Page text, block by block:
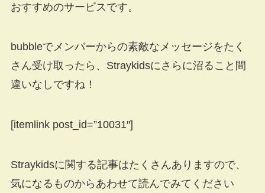
おすすめのサービスです。
bubbleでメンバーからの素敵なメッセージをたく
さん受け取ったら、Straykidsにさらに沼ること間
違いなしですね！
[itemlink post_id=”10031″]
Straykidsに関する記事はたくさんありますので、
気になるものからあわせて読んでみてください